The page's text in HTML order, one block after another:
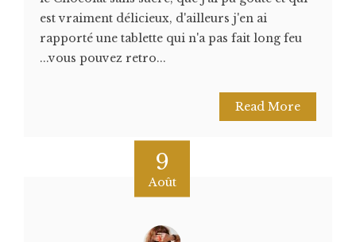
est vraiment délicieux, d'ailleurs j'en ai
rapporté une tablette qui n'a pas fait long feu
...vous pouvez retro...
Read More
9
Août